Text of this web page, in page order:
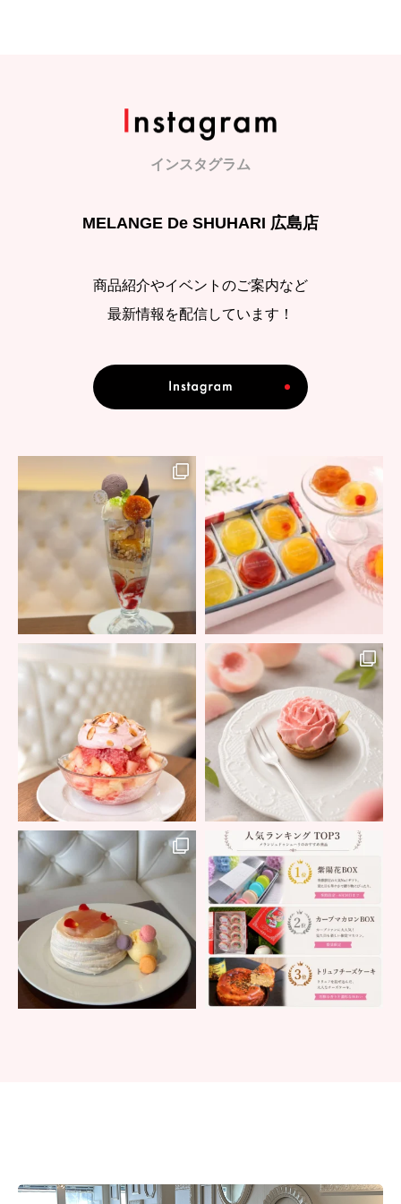
インスタグラム
MELANGE De SHUHARI 広島店
商品紹介やイベントのご案内など
最新情報を配信しています！